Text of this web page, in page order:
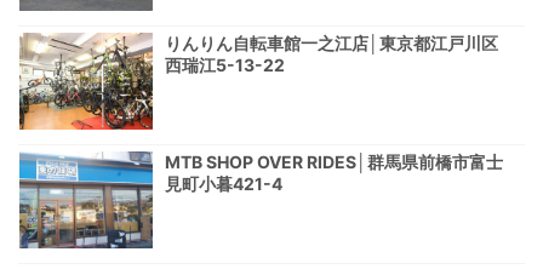
りんりん自転車館一之江店│東京都江戸川区
西瑞江5-13-22
MTB SHOP OVER RIDES│群馬県前橋市富士
見町小暮421-4